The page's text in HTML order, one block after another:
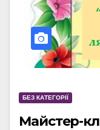
БЕЗ КАТЕГОРІЇ
Майстер-